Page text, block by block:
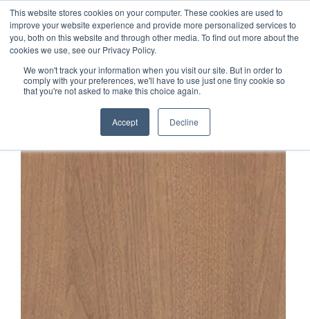
This website stores cookies on your computer. These cookies are used to
improve your website experience and provide more personalized services to
you, both on this website and through other media. To find out more about the
cookies we use, see our Privacy Policy.
We won't track your information when you visit our site. But in order to
comply with your preferences, we'll have to use just one tiny cookie so
that you're not asked to make this choice again.
Accept Decline
1-855-444-0588